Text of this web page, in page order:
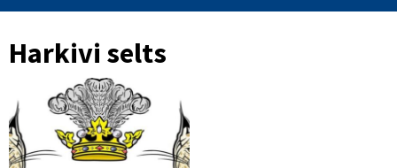
Harkivi selts